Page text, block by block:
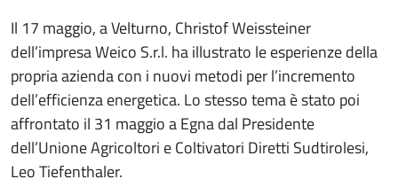
Il 17 maggio, a Velturno, Christof Weissteiner
dell’impresa Weico S.r.l. ha illustrato le esperienze della
propria azienda con i nuovi metodi per l’incremento
dell’efficienza energetica. Lo stesso tema è stato poi
affrontato il 31 maggio a Egna dal Presidente
dell’Unione Agricoltori e Coltivatori Diretti Sudtirolesi,
Leo Tiefenthaler.